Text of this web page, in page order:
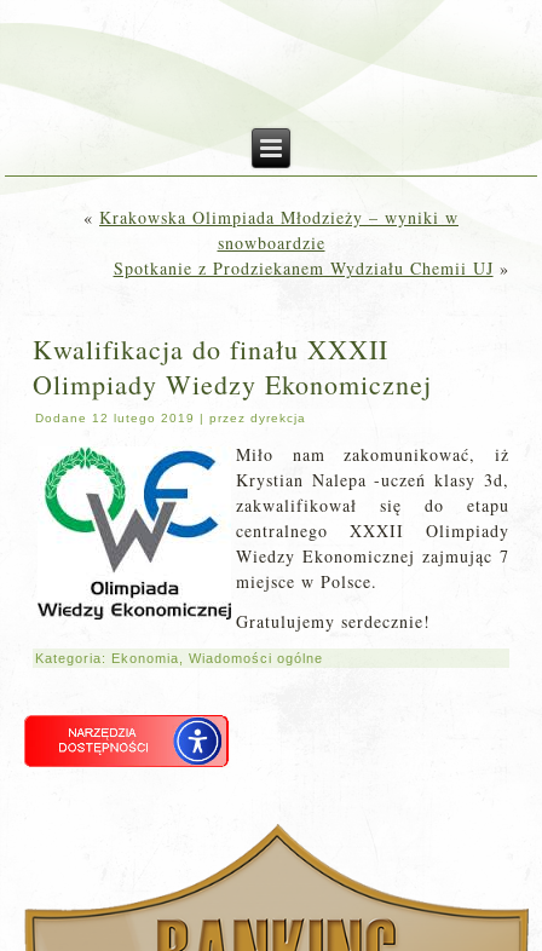
« Krakowska Olimpiada Młodzieży – wyniki w
snowboardzie
Spotkanie z Prodziekanem Wydziału Chemii UJ »
Kwalifikacja do finału XXXII
Olimpiady Wiedzy Ekonomicznej
Dodane 12 lutego 2019 |przez dyrekcja
Miło nam zakomunikować, iż
Krystian Nalepa -uczeń klasy 3d,
zakwalifikował się do etapu
centralnego XXXII Olimpiady
Wiedzy Ekonomicznej zajmując 7
miejsce w Polsce.
Gratulujemy serdecznie!
Kategoria: Ekonomia ,Wiadomości ogólne